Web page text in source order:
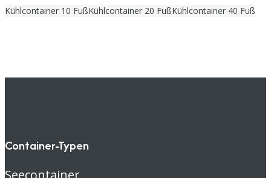
Kühlcontainer 10 FußKühlcontainer 20 FußKühlcontainer 40 Fuß
Container-Typen